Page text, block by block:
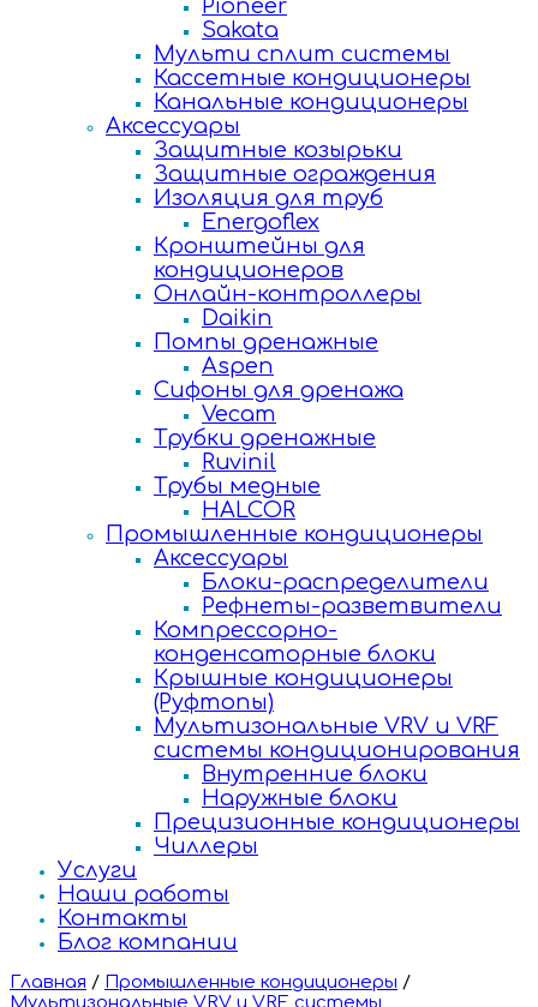
Pioneer
Sakata
Мульти сплит системы
Кассетные кондиционеры
Канальные кондиционеры
Аксессуары
Защитные козырьки
Защитные ограждения
Изоляция для труб
Energoflex
Кронштейны для
кондиционеров
Онлайн-контроллеры
Daikin
Помпы дренажные
Aspen
Сифоны для дренажа
Vecam
Трубки дренажные
Ruvinil
Трубы медные
HALCOR
Промышленные кондиционеры
Аксессуары
Блоки-распределители
Рефнеты-разветвители
Компрессорно-
конденсаторные блоки
Крышные кондиционеры
(Руфтопы)
Мультизональные VRV и VRF
системы кондиционирования
Внутренние блоки
Наружные блоки
Прецизионные кондиционеры
Чиллеры
Услуги
Наши работы
Контакты
Блог компании
Главная / Промышленные кондиционеры /
Мультизональные VRV и VRF системы